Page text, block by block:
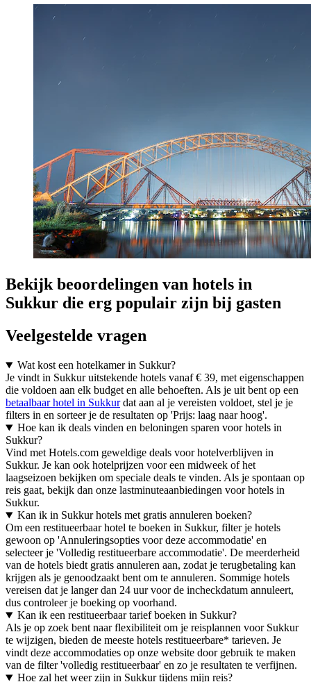
Bekijk beoordelingen van hotels in
Sukkur die erg populair zijn bij gasten
Veelgestelde vragen
Wat kost een hotelkamer in Sukkur?
Je vindt in Sukkur uitstekende hotels vanaf € 39, met eigenschappen
die voldoen aan elk budget en alle behoeften. Als je uit bent op een
betaalbaar hotel in Sukkurdat aan al je vereisten voldoet, stel je je
filters in en sorteer je de resultaten op 'Prijs: laag naar hoog'.
Hoe kan ik deals vinden en beloningen sparen voor hotels in
Sukkur?
Vind met Hotels.com geweldige deals voor hotelverblijven in
Sukkur. Je kan ook hotelprijzen voor een midweek of het
laagseizoen bekijken om speciale deals te vinden. Als je spontaan op
reis gaat, bekijk dan onze lastminuteaanbiedingen voor hotels in
Sukkur.
Kan ik in Sukkur hotels met gratis annuleren boeken?
Om een restitueerbaar hotel te boeken in Sukkur, filter je hotels
gewoon op 'Annuleringsopties voor deze accommodatie' en
selecteer je 'Volledig restitueerbare accommodatie'. De meerderheid
van de hotels biedt gratis annuleren aan, zodat je terugbetaling kan
krijgen als je genoodzaakt bent om te annuleren. Sommige hotels
vereisen dat je langer dan 24 uur voor de incheckdatum annuleert,
dus controleer je boeking op voorhand.
Kan ik een restitueerbaar tarief boeken in Sukkur?
Als je op zoek bent naar flexibiliteit om je reisplannen voor Sukkur
te wijzigen, bieden de meeste hotels restitueerbare* tarieven. Je
vindt deze accommodaties op onze website door gebruik te maken
van de filter 'volledig restitueerbaar' en zo je resultaten te verfijnen.
Hoe zal het weer zijn in Sukkur tijdens mijn reis?